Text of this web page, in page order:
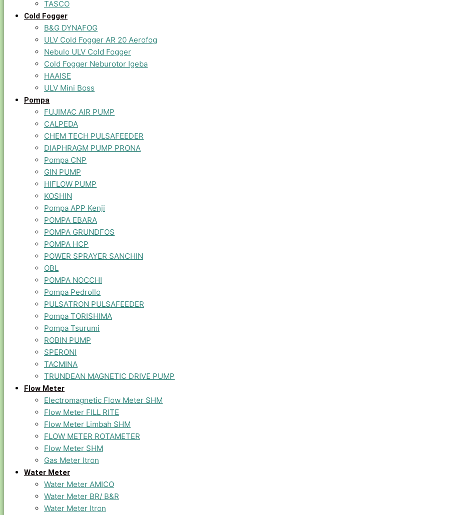
TASCO
Cold Fogger
B&G DYNAFOG
ULV Cold Fogger AR 20 Aerofog
Nebulo ULV Cold Fogger
Cold Fogger Neburotor Igeba
HAAISE
ULV Mini Boss
Pompa
FUJIMAC AIR PUMP
CALPEDA
CHEM TECH PULSAFEEDER
DIAPHRAGM PUMP PRONA
Pompa CNP
GIN PUMP
HIFLOW PUMP
KOSHIN
Pompa APP Kenji
POMPA EBARA
POMPA GRUNDFOS
POMPA HCP
POWER SPRAYER SANCHIN
OBL
POMPA NOCCHI
Pompa Pedrollo
PULSATRON PULSAFEEDER
Pompa TORISHIMA
Pompa Tsurumi
ROBIN PUMP
SPERONI
TACMINA
TRUNDEAN MAGNETIC DRIVE PUMP
Flow Meter
Electromagnetic Flow Meter SHM
Flow Meter FILL RITE
Flow Meter Limbah SHM
FLOW METER ROTAMETER
Flow Meter SHM
Gas Meter Itron
Water Meter
Water Meter AMICO
Water Meter BR/ B&R
Water Meter Itron